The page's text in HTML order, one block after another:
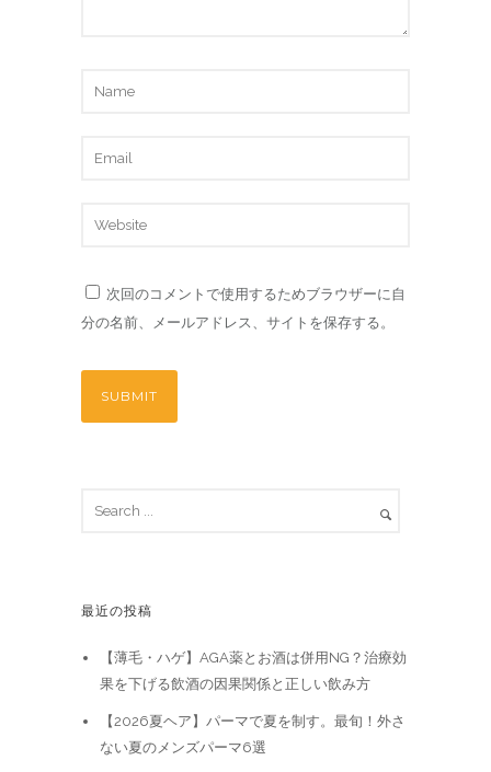
次回のコメントで使用するためブラウザーに自
分の名前、メールアドレス、サイトを保存する。
最近の投稿
【薄毛・ハゲ】AGA薬とお酒は併用NG？治療効
果を下げる飲酒の因果関係と正しい飲み方
【2026夏ヘア】パーマで夏を制す。最旬！外さ
ない夏のメンズパーマ6選